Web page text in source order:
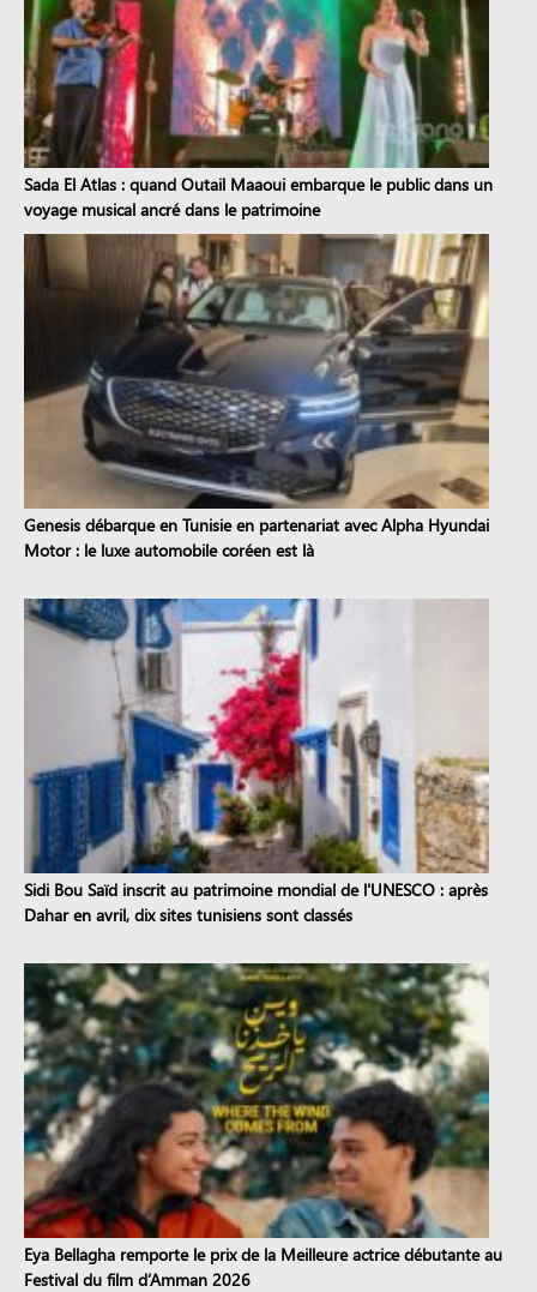
Sada El Atlas : quand Outail Maaoui embarque le public dans un
voyage musical ancré dans le patrimoine
Genesis débarque en Tunisie en partenariat avec Alpha Hyundai
Motor : le luxe automobile coréen est là
Sidi Bou Saïd inscrit au patrimoine mondial de l'UNESCO : après
Dahar en avril, dix sites tunisiens sont classés
Eya Bellagha remporte le prix de la Meilleure actrice débutante au
Festival du film d’Amman 2026